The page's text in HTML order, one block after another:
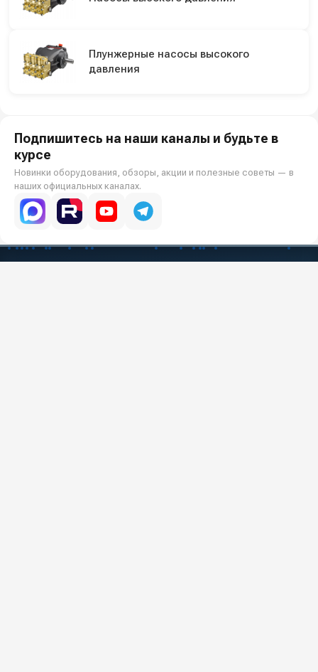
Плунжерные насосы высокого
давления
Подпишитесь на наши каналы и будьте в
курсе
Новинки оборудования, обзоры, акции и полезные советы — в
наших официальных каналах.